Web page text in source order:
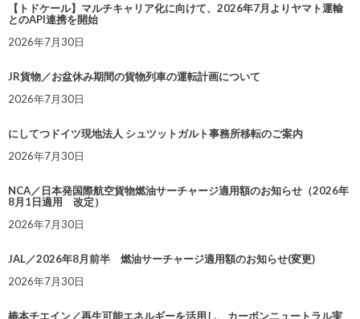
【トドケール】マルチキャリア化に向けて、2026年7月よりヤマト運輸
とのAPI連携を開始
2026年7月30日
JR貨物／お盆休み期間の貨物列車の運転計画について
2026年7月30日
にしてつドイツ現地法人 シュツットガルト事務所移転のご案内
2026年7月30日
NCA／日本発国際航空貨物燃油サーチャージ適用額のお知らせ（2026年
8月1日適用 改定）
2026年7月30日
JAL／2026年8月前半 燃油サーチャージ適用額のお知らせ(変更)
2026年7月30日
椿本チエイン／再生可能エネルギーを活用し、カーボンニュートラル実